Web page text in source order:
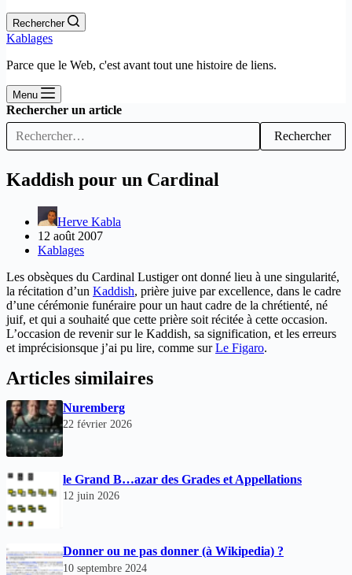
Rechercher
Kablages
Parce que le Web, c'est avant tout une histoire de liens.
Menu
Rechercher un article
Rechercher
Kaddish pour un Cardinal
Herve Kabla
12 août 2007
Kablages
Les obsèques du Cardinal Lustiger ont donné lieu à une singularité,
la récitation d’un Kaddish, prière juive par excellence, dans le cadre
d’une cérémonie funéraire pour un haut cadre de la chrétienté, né
juif, et qui a souhaité que cette prière soit récitée à cette occasion.
L’occasion de revenir sur le Kaddish, sa signification, et les erreurs
et imprécisionsque j’ai pu lire, comme surLe Figaro.
Articles similaires
Nuremberg
22 février 2026
le Grand B…azar des Grades et Appellations
12 juin 2026
Donner ou ne pas donner (à Wikipedia) ?
10 septembre 2024